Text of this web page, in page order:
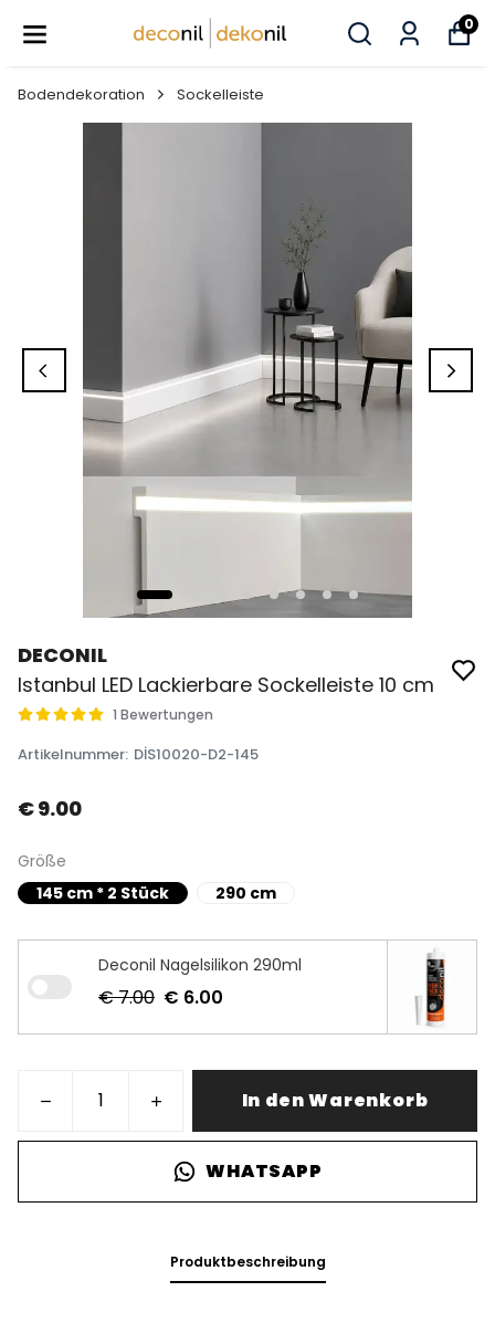
0
Bodendekoration Sockelleiste
DECONIL
Istanbul LED Lackierbare Sockelleiste 10 cm
1 Bewertungen
Artikelnummer: DİS10020-D2-145
€ 9.00
Größe
145 cm * 2 Stück
290 cm
Deconil Nagelsilikon 290ml
€ 7.00 € 6.00
In den Warenkorb
WHATSAPP
Produktbeschreibung